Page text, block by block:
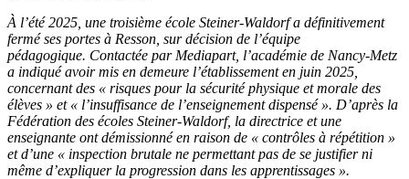
À l’été 2025, une troisième école Steiner-Waldorf a définitivement
fermé ses portes à Resson, sur décision de l’équipe
pédagogique. Contactée par Mediapart, l’académie de Nancy-Metz
a indiqué avoir mis en demeure l’établissement en juin 2025,
concernant des « risques pour la sécurité physique et morale des
élèves » et « l’insuffisance de l’enseignement dispensé ». D’après la
Fédération des écoles Steiner-Waldorf, la directrice et une
enseignante ont démissionné en raison de « contrôles à répétition »
et d’une « inspection brutale ne permettant pas de se justifier ni
même d’expliquer la progression dans les apprentissages ».